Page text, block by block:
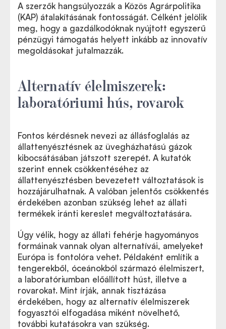
A szerzők hangsúlyozzák a Közös Agrárpolitika
(KAP) átalakításának fontosságát. Célként jelölik
meg, hogy a gazdálkodóknak nyújtott egyszerű
pénzügyi támogatás helyett inkább az innovatív
megoldásokat jutalmazzák.
Alternatív élelmiszerek:
laboratóriumi hús, rovarok
Fontos kérdésnek nevezi az állásfoglalás az
állattenyésztésnek az üvegházhatású gázok
kibocsátásában játszott szerepét. A kutatók
szerint ennek csökkentéséhez az
állattenyésztésben bevezetett változtatások is
hozzájárulhatnak. A valóban jelentős csökkentés
érdekében azonban szükség lehet az állati
termékek iránti kereslet megváltoztatására.
Úgy vélik, hogy az állati fehérje hagyományos
formáinak vannak olyan alternatívái, amelyeket
Európa is fontolóra vehet. Példaként említik a
tengerekből, óceánokból származó élelmiszert,
a laboratóriumban előállított húst, illetve a
rovarokat. Mint írják, annak tisztázása
érdekében, hogy az alternatív élelmiszerek
fogyasztói elfogadása miként növelhető,
további kutatásokra van szükség.